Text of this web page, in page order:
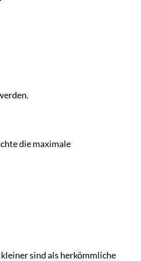
die maximale
sind als herkömmliche